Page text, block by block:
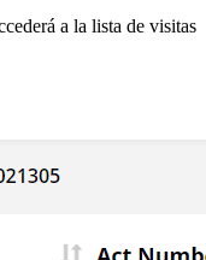
a la lista de visitas